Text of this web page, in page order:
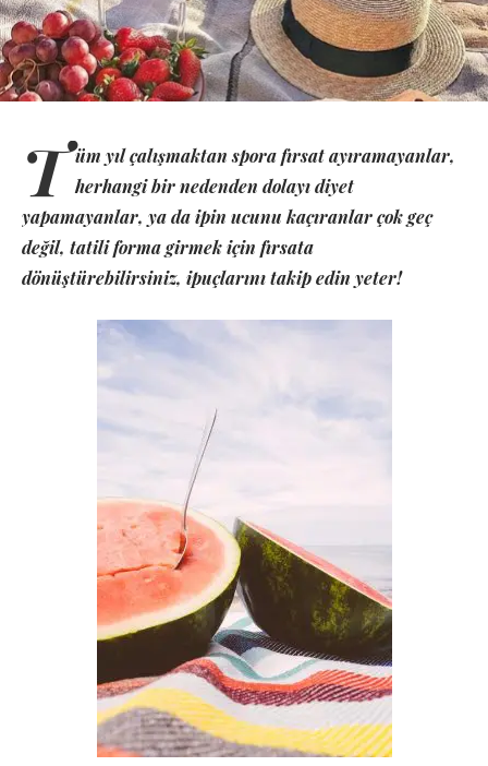
T üm yıl çalışmaktan spora fırsat ayıramayanlar,
herhangi bir nedenden dolayı diyet
yapamayanlar, ya da ipin ucunu kaçıranlar çok geç
değil, tatili forma girmek için fırsata
dönüştürebilirsiniz, ipuçlarını takip edin yeter!